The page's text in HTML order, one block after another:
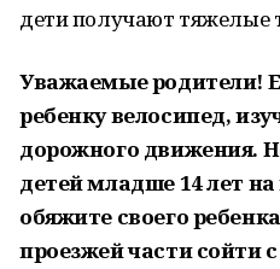
дети получают тяжелые
Уважаемые родители!
ребенку велосипед,
дорожного движения.
детей младше 14 лет
обяжите своего
проезжей части сойти